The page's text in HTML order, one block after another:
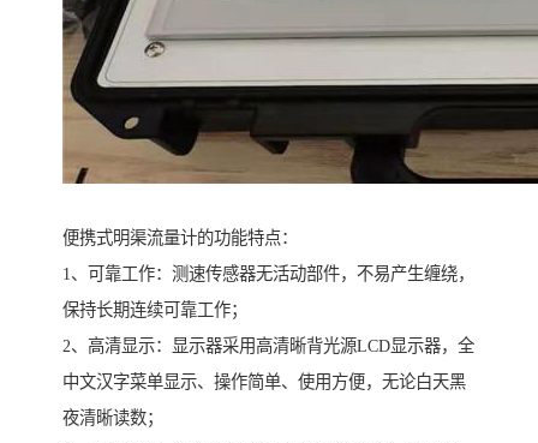
便携式明渠流量计的功能特点：
1、可靠工作：测速传感器无活动部件，不易产生缠绕，
保持长期连续可靠工作；
2、高清显示：显示器采用高清晰背光源LCD显示器，全
中文汉字菜单显示、操作简单、使用方便，无论白天黑
夜清晰读数；